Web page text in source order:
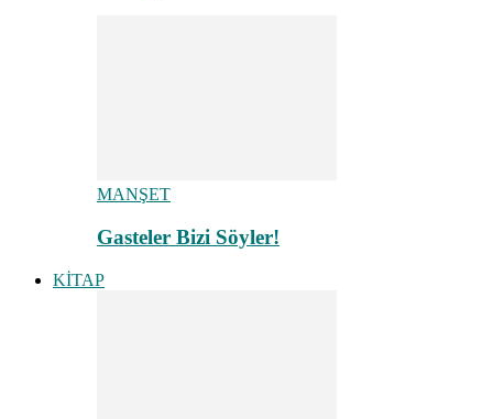
MANŞET
Gasteler Bizi Söyler!
KİTAP